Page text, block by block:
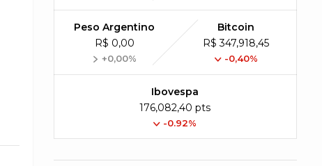
Peso Argentino
R$ 0,00
+0,00%
Bitcoin
R$ 347,918,45
-0,40%
Ibovespa
176,082,40 pts
-0.92%